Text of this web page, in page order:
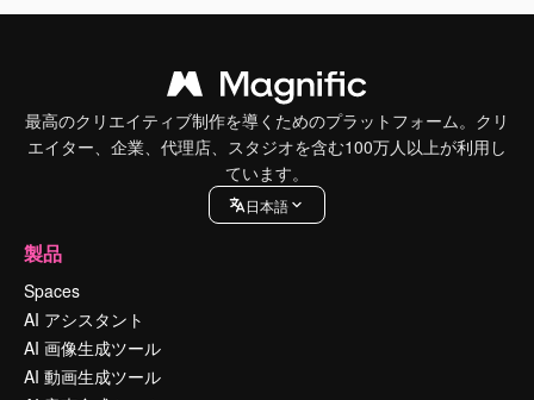
最高のクリエイティブ制作を導くためのプラットフォーム。クリ
エイター、企業、代理店、スタジオを含む100万人以上が利用し
ています。
日本語
製品
Spaces
AI アシスタント
AI 画像生成ツール
AI 動画生成ツール